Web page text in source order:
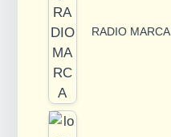
RADIO MARCA